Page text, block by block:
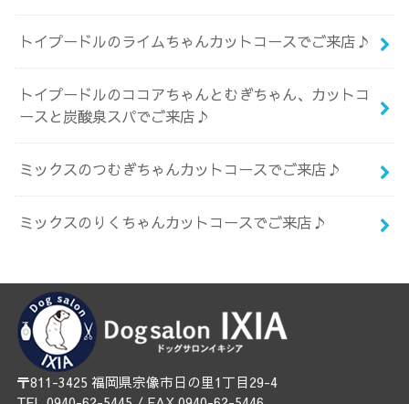
トイプードルのライムちゃんカットコースでご来店♪
トイプードルのココアちゃんとむぎちゃん、カットコ
ースと炭酸泉スパでご来店♪
ミックスのつむぎちゃんカットコースでご来店♪
ミックスのりくちゃんカットコースでご来店♪
〒811-3425 福岡県宗像市日の里1丁目29-4